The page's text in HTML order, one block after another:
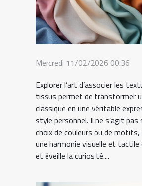
Mercredi 11/02/2026 00:36
Explorer l’art d’associer les
tissus permet de transformer
classique en une véritable
style personnel. Il ne s’agit pas
choix de couleurs ou de motifs,
une harmonie visuelle et
et éveille la curiosité....